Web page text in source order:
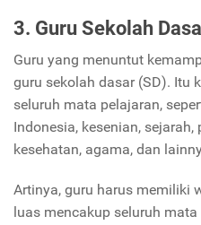
3. Guru Sekolah
Guru yang menuntut
guru sekolah dasar (SD). Itu
seluruh mata pelajaran,
Indonesia, kesenian,
kesehatan, agama, dan
Artinya, guru harus memiliki
luas mencakup seluruh